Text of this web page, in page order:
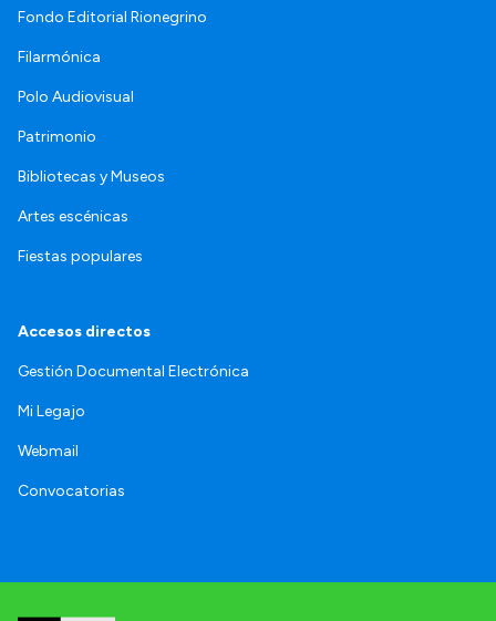
Fondo Editorial Rionegrino
Filarmónica
Polo Audiovisual
Patrimonio
Bibliotecas y Museos
Artes escénicas
Fiestas populares
Accesos directos
Gestión Documental Electrónica
Mi Legajo
Webmail
Convocatorias